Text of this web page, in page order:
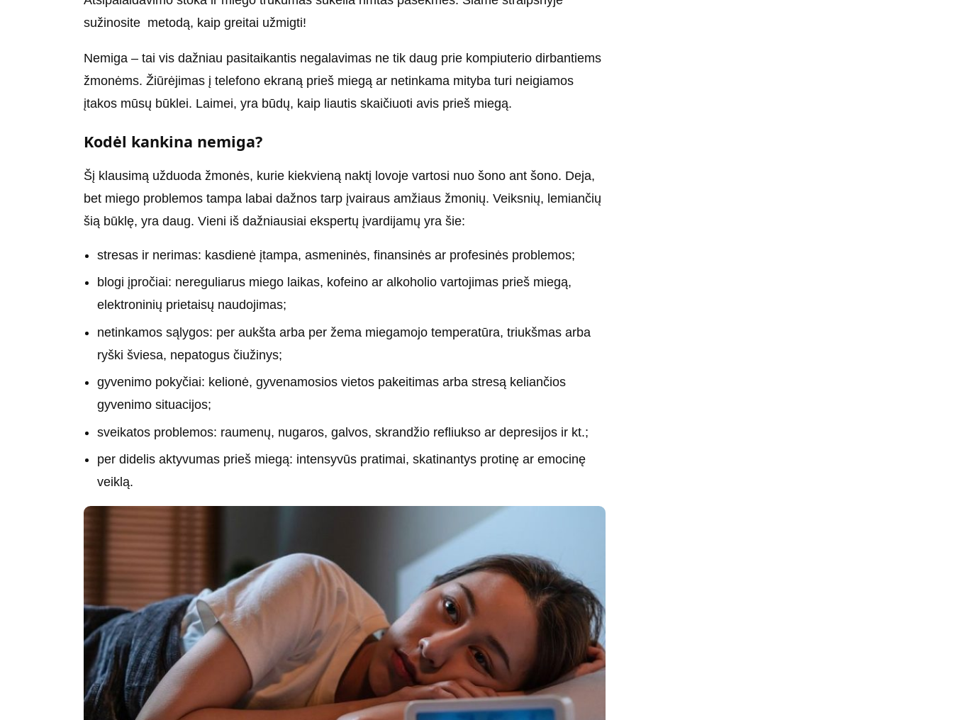
sužinosite metodą, kaip greitai užmigti!
Nemiga – tai vis dažniau pasitaikantis negalavimas ne tik daug prie kompiuterio dirbantiems
žmonėms. Žiūrėjimas į telefono ekraną prieš miegą ar netinkama mityba turi neigiamos
įtakos mūsų būklei. Laimei, yra būdų, kaip liautis skaičiuoti avis prieš miegą.
Kodėl kankina nemiga?
Šį klausimą užduoda žmonės, kurie kiekvieną naktį lovoje vartosi nuo šono ant šono. Deja,
bet miego problemos tampa labai dažnos tarp įvairaus amžiaus žmonių. Veiksnių, lemiančių
šią būklę, yra daug. Vieni iš dažniausiai ekspertų įvardijamų yra šie:
stresas ir nerimas: kasdienė įtampa, asmeninės, finansinės ar profesinės problemos;
blogi įpročiai: nereguliarus miego laikas, kofeino ar alkoholio vartojimas prieš miegą,
elektroninių prietaisų naudojimas;
netinkamos sąlygos: per aukšta arba per žema miegamojo temperatūra, triukšmas arba
ryški šviesa, nepatogus čiužinys;
gyvenimo pokyčiai: kelionė, gyvenamosios vietos pakeitimas arba stresą keliančios
gyvenimo situacijos;
sveikatos problemos: raumenų, nugaros, galvos, skrandžio refliukso ar depresijos ir kt.;
per didelis aktyvumas prieš miegą: intensyvūs pratimai, skatinantys protinę ar emocinę
veiklą.